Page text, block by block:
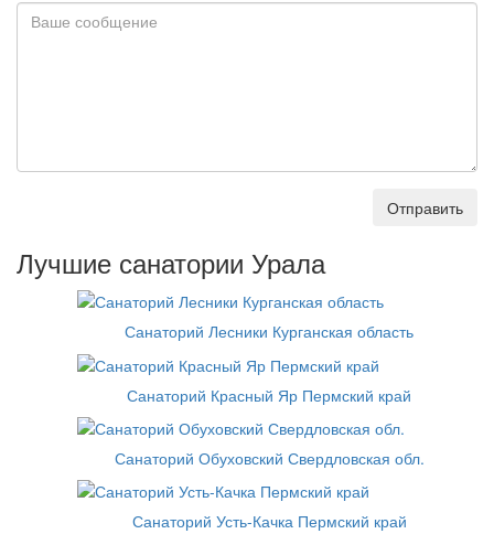
Отправить
Лучшие санатории Урала
Санаторий Лесники Курганская область
Санаторий Красный Яр Пермский край
Санаторий Обуховский Свердловская обл.
Санаторий Усть-Качка Пермский край